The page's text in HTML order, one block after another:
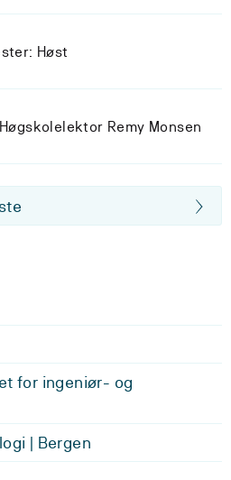
Høst
Remy Monsen
for ingeniør- og
| Bergen